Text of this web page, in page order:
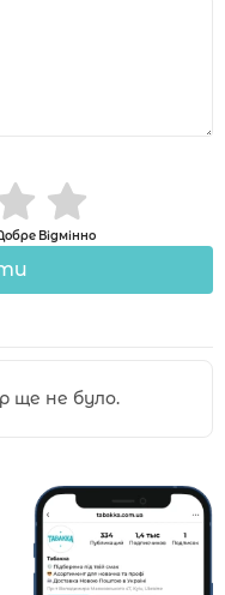
Відмінно
ще не було.